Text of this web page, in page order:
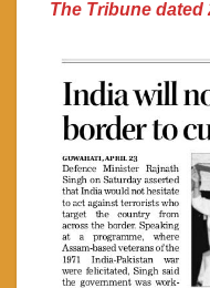
The Tribune dated